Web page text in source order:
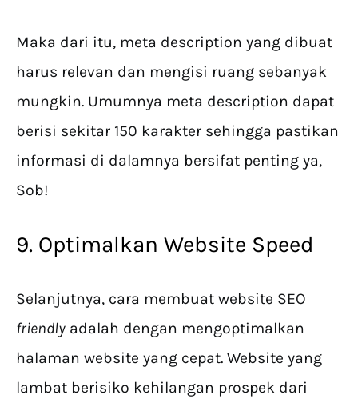
Maka dari itu, meta description yang dibuat
harus relevan dan mengisi ruang sebanyak
mungkin. Umumnya meta description dapat
berisi sekitar 150 karakter sehingga pastikan
informasi di dalamnya bersifat penting ya,
Sob!
9. Optimalkan Website Speed
Selanjutnya, cara membuat website SEO
friendly adalah dengan mengoptimalkan
halaman website yang cepat. Website yang
lambat berisiko kehilangan prospek dari